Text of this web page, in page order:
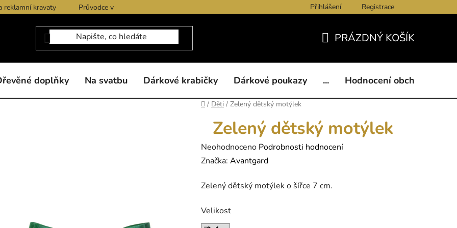
reklamní kravaty Průvodce výběrem produktů Kontakty Obchodní podmínky
Přihlášení Registrace
KOŠÍK
PRÁZDNÝ KOŠÍK
doplňky Na svatbu Dárkové krabičky Dárkové poukazy ... Hodnocení obchodu
Domů
/ Děti / Zelený dětský motýlek
Zelený dětský motýlek
Průměrné
hodnocení
je
z
Neohodnoceno Podrobnosti hodnocení
Značka: Avantgard
Zelený dětský motýlek o šířce 7 cm.
Velikost